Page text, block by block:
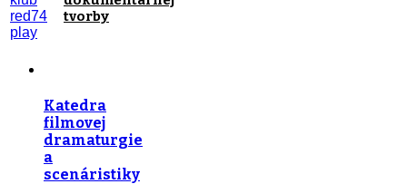
tvorby
Katedra
filmovej
dramaturgie
a
scenáristiky